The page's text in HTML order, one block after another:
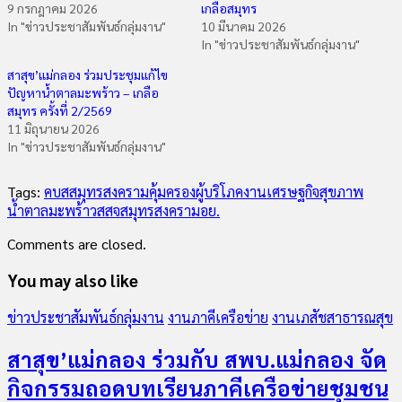
9 กรกฎาคม 2026
In "ข่าวประชาสัมพันธ์กลุ่มงาน"
เกลือสมุทร
10 มีนาคม 2026
In "ข่าวประชาสัมพันธ์กลุ่มงาน"
สาสุข’แม่กลอง ร่วมประชุมแก้ไข
ปัญหาน้ำตาลมะพร้าว – เกลือ
สมุทร ครั้งที่ 2/2569
11 มิถุนายน 2026
In "ข่าวประชาสัมพันธ์กลุ่มงาน"
Tags: คบสสมุทรสงครามคุ้มครองผู้บริโภคงานเศรษฐกิจสุขภาพ
น้ำตาลมะพร้าวสสจสมุทรสงครามอย.
Comments are closed.
You may also like
ข่าวประชาสัมพันธ์กลุ่มงาน งานภาคีเครือข่าย งานเภสัชสาธารณสุข
สาสุข’แม่กลอง ร่วมกับ สพบ.แม่กลอง จัด
กิจกรรมถอดบทเรียนภาคีเครือข่ายชุมชน